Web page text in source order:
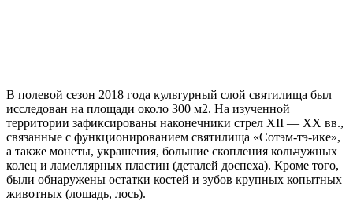
В полевой сезон 2018 года культурный слой святилища был
исследован на площади около 300 м2. На изученной
территории зафиксированы наконечники стрел XII — XX вв.,
связанные с функционированием святилища «Сотэм-тэ-ике»,
а также монеты, украшения, большие скопления кольчужных
колец и ламеллярных пластин (деталей доспеха). Кроме того,
были обнаружены остатки костей и зубов крупных копытных
животных (лошадь, лось).